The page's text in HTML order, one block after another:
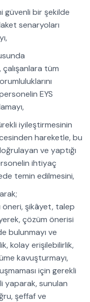
güvenli bir şekilde
senaryoları
tüm
EYS
iyileştirmesinin
hareketle, bu
ve yaptığı
ihtiyaç
temin edilmesini,
şikâyet, talep
çözüm önerisi
bulunmayı ve
kolay erişilebilirlik,
kavuşturmayı,
için gerekli
yaparak, sunulan
şeffaf ve